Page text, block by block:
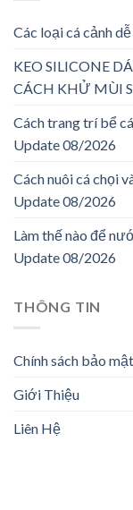
Các loại cá cảnh
KEO SILICONE
CÁCH KHỬ MÙI
Cách trang trí bể
Update 08/2026
Cách nuôi cá chọi
Update 08/2026
Làm thế nào để
Update 08/2026
THÔNG TIN
Chính sách bảo mật
Giới Thiệu
Liên Hệ